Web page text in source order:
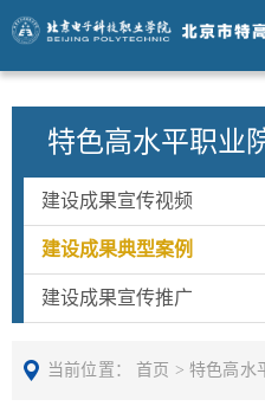
特色高水平职业
建设成果宣传视频
建设成果典型案例
建设成果宣传推广
当前位置： 首页 > 特色高水